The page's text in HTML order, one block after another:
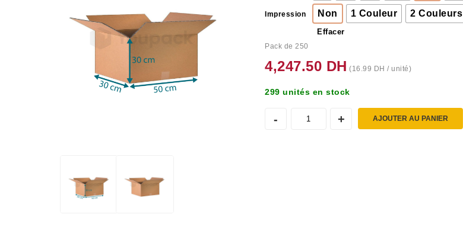
Impression Non 1 Couleur 2 Couleurs
Effacer
Pack de 250
4,247.50 DH (16.99 DH / unité)
299 unités en stock
AJOUTER AU PANIER